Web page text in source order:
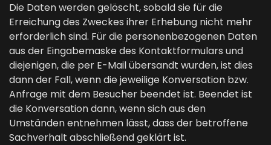
Die Daten werden gelöscht, sobald sie für die
Erreichung des Zweckes ihrer Erhebung nicht mehr
erforderlich sind. Für die personenbezogenen Daten
aus der Eingabemaske des Kontaktformulars und
diejenigen, die per E-Mail übersandt wurden, ist dies
dann der Fall, wenn die jeweilige Konversation bzw.
Anfrage mit dem Besucher beendet ist. Beendet ist
die Konversation dann, wenn sich aus den
Umständen entnehmen lässt, dass der betroffene
Sachverhalt abschließend geklärt ist.